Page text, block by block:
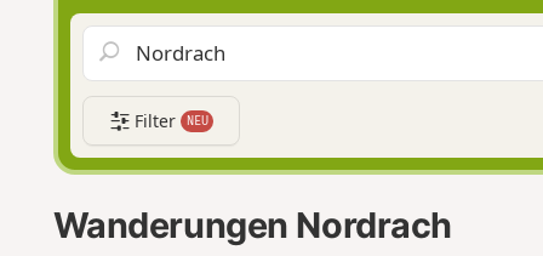
Filter NEU
Wanderungen Nordrach